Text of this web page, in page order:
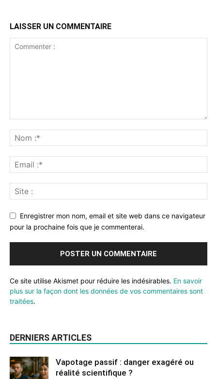
LAISSER UN COMMENTAIRE
Enregistrer mon nom, email et site web dans ce navigateur
pour la prochaine fois que je commenterai.
Ce site utilise Akismet pour réduire les indésirables. En savoir
plus sur la façon dont les données de vos commentaires sont
traitées.
DERNIERS ARTICLES
Vapotage passif : danger exagéré ou
réalité scientifique ?